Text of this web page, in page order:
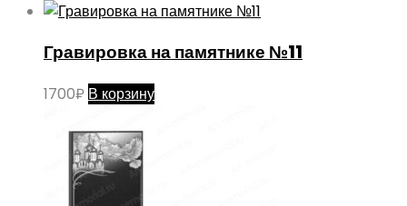
Гравировка на памятнике №11
1700₽ В корзину